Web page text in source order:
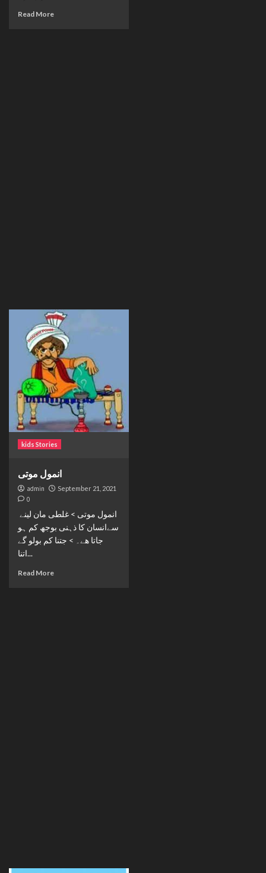
Read More
kids Stories
انمول موتی
admin September 21, 2021
0
سےانسان کا ذہنی بوجھ کم ہو
جاتا ھے۔ > جتنا کم بولو گے
اتنا...
Read More